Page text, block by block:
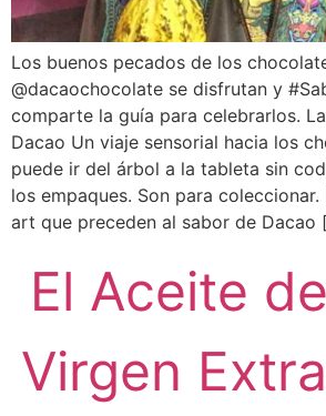
Los buenos pecados de los
@dacaochocolate se disfrutan y
comparte la guía para celebrarlos.
Dacao Un viaje sensorial hacia los
puede ir del árbol a la tableta sin
los empaques. Son para
art que preceden al sabor de Dacao
El Aceite
Virgen